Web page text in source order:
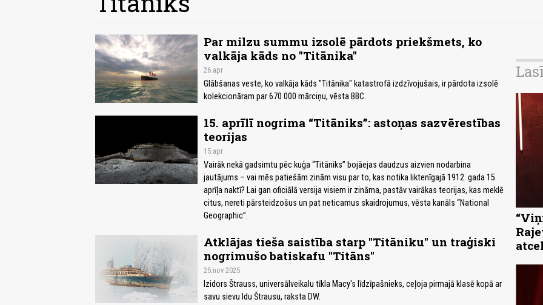
Par milzu summu izsolē pārdots priekšmets, ko
valkāja kāds no "Titānika"
26.apr
Glābšanas veste, ko valkāja kāds "Titānika" katastrofā izdzīvojušais, ir pārdota izsolē
kolekcionāram par 670 000 mārciņu, vēsta BBC.
15. aprīlī nogrima “Titāniks”: astoņas sazvērestības
teorijas
15.apr
Vairāk nekā gadsimtu pēc kuģa “Titāniks” bojāejas daudzus aizvien nodarbina
jautājums – vai mēs patiešām zinām visu par to, kas notika liktenīgajā 1912. gada 15.
aprīļa naktī? Lai gan oficiālā versija visiem ir zināma, pastāv vairākas teorijas, kas meklē
citus, nereti pārsteidzošus un pat neticamus skaidrojumus, vēsta kanāls “National
Geographic”.
Atklājas tieša saistība starp "Titāniku" un traģiski
nogrimušo batiskafu "Titāns"
25.nov 2025
Izidors Štrauss, universālveikalu tīkla Macy's līdzīpašnieks, ceļoja pirmajā klasē kopā ar
savu sievu Idu Štrausu, raksta DW.